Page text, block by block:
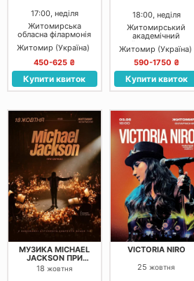
17:00, неділя
Житомирська
обласна філармонія
ім. С. Ріхтера
Житомир (Україна)
450-625 ₴
Купити квиток
18:00, неділя
Житомирський
академічний
український музично-
драматичний театр
Івана Кочерги
Житомир (Україна)
590-1750 ₴
Купити квиток
МУЗИКА MICHAEL
JACKSON ПРИ
СВІЧКАХ
18 жовтня
VICTORIA NIRO
25жовтня